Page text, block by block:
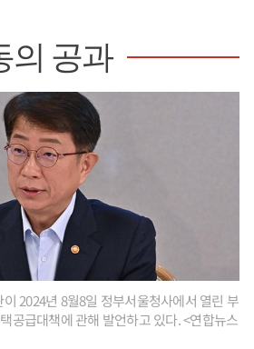
의 공과
2024년 8월8일 정부서울청사에서 열린 부
공급대책에 관해 발언하고 있다. <연합뉴스